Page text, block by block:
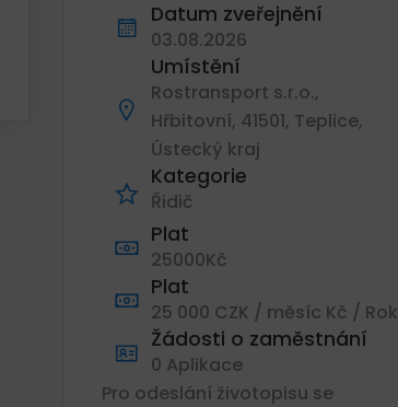
Datum zveřejnění
03.08.2026
Umístění
Rostransport s.r.o.,
Hřbitovní, 41501, Teplice,
Ústecký kraj
Kategorie
Řidič
Plat
25000Kč
Plat
25 000 CZK / měsíc Kč / Rok
Žádosti o zaměstnání
0 Aplikace
Pro odeslání životopisu se